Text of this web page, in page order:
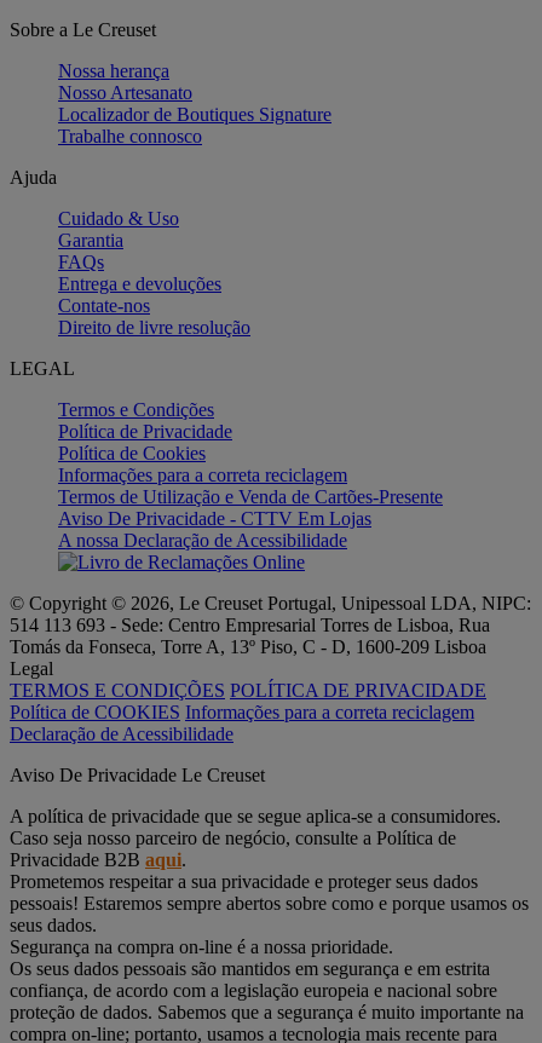
Sobre a Le Creuset
Nossa herança
Nosso Artesanato
Localizador de Boutiques Signature
Trabalhe connosco
Ajuda
Cuidado & Uso
Garantia
FAQs
Entrega e devoluções
Contate-nos
Direito de livre resolução
LEGAL
Termos e Condições
Política de Privacidade
Política de Cookies
Informações para a correta reciclagem
Termos de Utilização e Venda de Cartões-Presente
Aviso De Privacidade - CTTV Em Lojas
A nossa Declaração de Acessibilidade
© Copyright © 2026, Le Creuset Portugal, Unipessoal LDA, NIPC:
514 113 693 - Sede: Centro Empresarial Torres de Lisboa, Rua
Tomás da Fonseca, Torre A, 13º Piso, C - D, 1600-209 Lisboa
Legal
TERMOS E CONDIÇÕES POLÍTICA DE PRIVACIDADE
Política de COOKIES Informações para a correta reciclagem
Declaração de Acessibilidade
Aviso De Privacidade Le Creuset
A política de privacidade que se segue aplica-se a consumidores.
Caso seja nosso parceiro de negócio, consulte a Política de
Privacidade B2B aqui.
Prometemos respeitar a sua privacidade e proteger seus dados
pessoais! Estaremos sempre abertos sobre como e porque usamos os
seus dados.
Segurança na compra on-line é a nossa prioridade.
Os seus dados pessoais são mantidos em segurança e em estrita
confiança, de acordo com a legislação europeia e nacional sobre
proteção de dados. Sabemos que a segurança é muito importante na
compra on-line; portanto, usamos a tecnologia mais recente para